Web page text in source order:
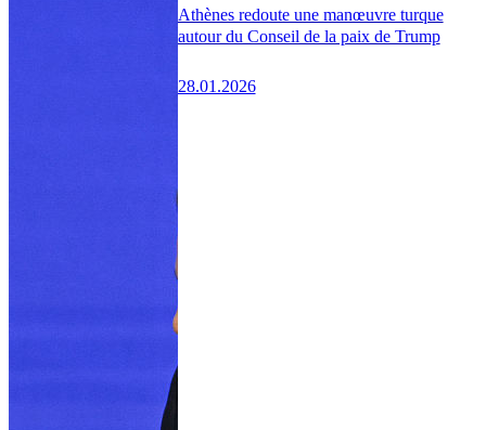
Athènes redoute une manœuvre turque
autour du Conseil de la paix de Trump
28.01.2026